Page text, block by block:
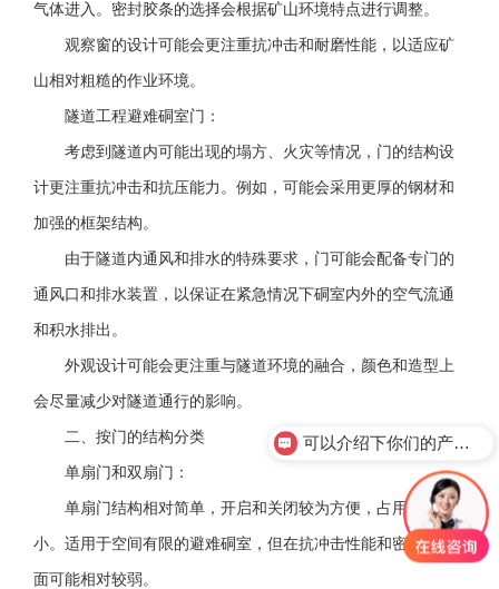
气体进入。密封胶条的选择会根据矿山环境特点进行调整。
观察窗的设计可能会更注重抗冲击和耐磨性能，以适应矿
山相对粗糙的作业环境。
隧道工程避难硐室门：
考虑到隧道内可能出现的塌方、火灾等情况，门的结构设
计更注重抗冲击和抗压能力。例如，可能会采用更厚的钢材和
加强的框架结构。
由于隧道内通风和排水的特殊要求，门可能会配备专门的
通风口和排水装置，以保证在紧急情况下硐室内外的空气流通
和积水排出。
外观设计可能会更注重与隧道环境的融合，颜色和造型上
会尽量减少对隧道通行的影响。
二、按门的结构分类
单扇门和双扇门：
单扇门结构相对简单，开启和关闭较为方便，占用空间较
小。适用于空间有限的避难硐室，但在抗冲击性能和密封性方
面可能相对较弱。
可以介绍下你们的产品么？